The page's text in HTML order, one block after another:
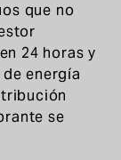
que no
24 horas y
energía
se